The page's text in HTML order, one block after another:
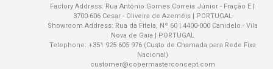
Factory Address: Rua António Gomes Correia Júnior - Fração E |
3700-606 Cesar - Oliveira de Azeméis | PORTUGAL
Showroom Address: Rua da Fitela, Nº 60 | 4400-000 Canidelo - Vila
Nova de Gaia | PORTUGAL
Telephone: +351 925 605 976 (Custo de Chamada para Rede Fixa
Nacional)
customer@cobermasterconcept.com